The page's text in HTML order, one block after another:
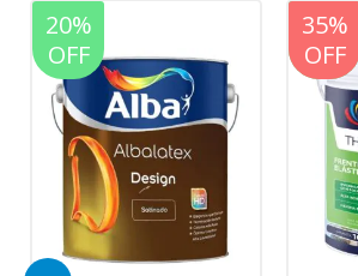
20%
OFF
20%
OFF
35%
OFF